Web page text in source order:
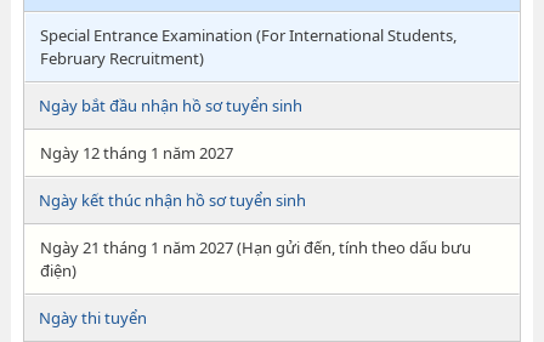
Special Entrance Examination (For International Students,
February Recruitment)
Ngày bắt đầu nhận hồ sơ tuyển sinh
Ngày 12 tháng 1 năm 2027
Ngày kết thúc nhận hồ sơ tuyển sinh
Ngày 21 tháng 1 năm 2027 (Hạn gửi đến, tính theo dấu bưu
điện)
Ngày thi tuyển